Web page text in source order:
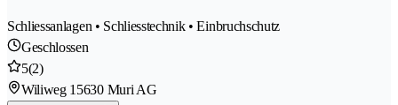
Schliessanlagen • Schliesstechnik • Einbruchschutz
Geschlossen
5(2)
Wiliweg 1 5630 Muri AG